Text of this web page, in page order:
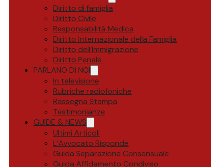
Diritto di famiglia
Diritto Civile
Responsabilità Medica
Diritto Internazionale della Famiglia
Diritto dell’Immigrazione
Diritto Penale
PARLANO DI NOI
In televisione
Rubriche radiofoniche
Rassegna Stampa
Testimonianze
GUIDE & NEWS
Ultimi Articoli
L’Avvocato Risponde
Guida Separazione Consensuale
Guida Affidamento Condiviso